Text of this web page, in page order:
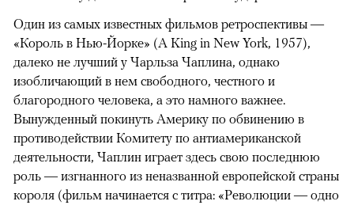
Один из самых известных фильмов ретроспективы —
«Король в Нью-Йорке» (A King in New York, 1957),
далеко не лучший у Чарльза Чаплина, однако
изобличающий в нем свободного, честного и
благородного человека, а это намного важнее.
Вынужденный покинуть Америку по обвинению в
противодействии Комитету по антиамериканской
деятельности, Чаплин играет здесь свою последнюю
роль — изгнанного из неназванной европейской страны
короля (фильм начинается с титра: «Революции — одно